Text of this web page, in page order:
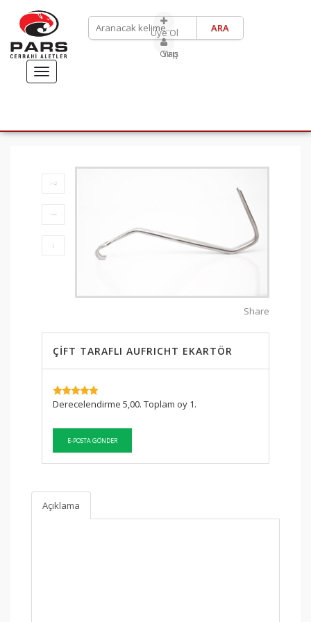
TOGGLE
Üye Ol
Giriş Yap
ÜRÜNLERİMİZ
SÜLEYMAN TAŞ RHİNOPLASTY SETİ
İLETIŞIM
Share
ÇİFT TARAFLI AUFRICHT EKARTÖR
SKU:
Derecelendirme 5,00. Toplam oy 1.
Açıklama